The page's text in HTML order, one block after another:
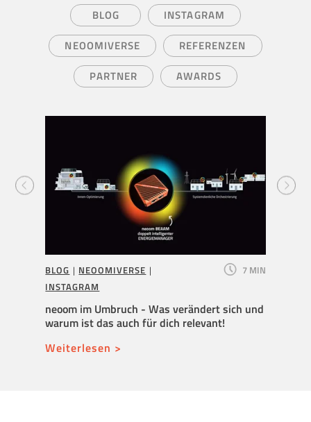
BLOG
INSTAGRAM
NEOOMIVERSE
REFERENZEN
PARTNER
AWARDS
BLOG | NEOOMIVERSE |
INSTAGRAM
7 MIN
neoom im Umbruch - Was verändert sich und
warum ist das auch für dich relevant!
Weiterlesen >